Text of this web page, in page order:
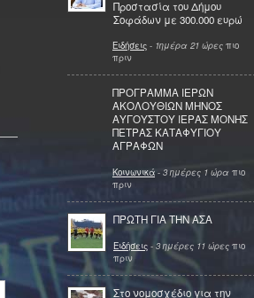
Προστασία του Δήμου
Σοφάδων με 300.000 ευρώ
Ειδήσεις - 1ημέρα 21 ώρες πιο
πριν
ΠΡΟΓΡΑΜΜΑ ΙΕΡΩΝ
ΑΚΟΛΟΥΘΙΩΝ ΜΗΝΟΣ
ΑΥΓΟΥΣΤΟΥ ΙΕΡΑΣ ΜΟΝΗΣ
ΠΕΤΡΑΣ ΚΑΤΑΦΥΓΙΟΥ
ΑΓΡΑΦΩΝ
Κοινωνικά - 3 ημέρες 1 ώρα πιο
πριν
ΠΡΩΤΗ ΓΙΑ ΤΗΝ ΑΣΑ
Ειδήσεις - 3 ημέρες 11 ώρες πιο
πριν
Στο νομοσχέδιο για την